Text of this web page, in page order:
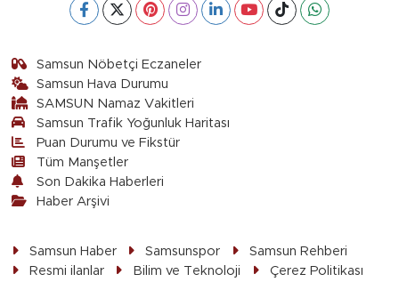
Samsun Nöbetçi Eczaneler
Samsun Hava Durumu
SAMSUN Namaz Vakitleri
Samsun Trafik Yoğunluk Haritası
Puan Durumu ve Fikstür
Tüm Manşetler
Son Dakika Haberleri
Haber Arşivi
Samsun Haber Samsunspor
Samsun Rehberi
Resmi ilanlar
Bilim ve Teknoloji
Çerez Politikası